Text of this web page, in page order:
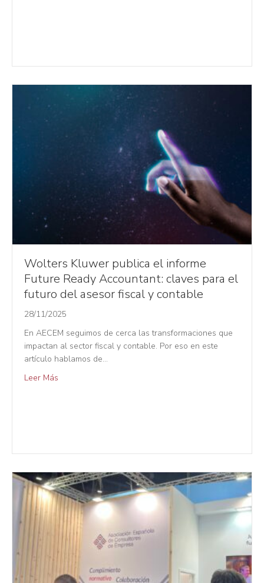
Wolters Kluwer publica el informe
Future Ready Accountant: claves para el
futuro del asesor fiscal y contable
28/11/2025
En AECEM seguimos de cerca las transformaciones que
impactan al sector fiscal y contable. Por eso en este
artículo hablamos de…
Leer Más